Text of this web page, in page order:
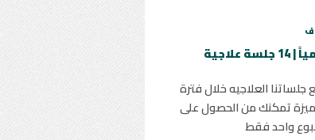
العلاجيه خلال فترة
تمكنك من الحصول على
واحد فقط